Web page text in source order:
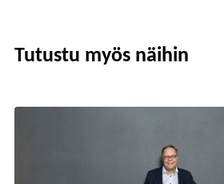
Tutustu myös näihin